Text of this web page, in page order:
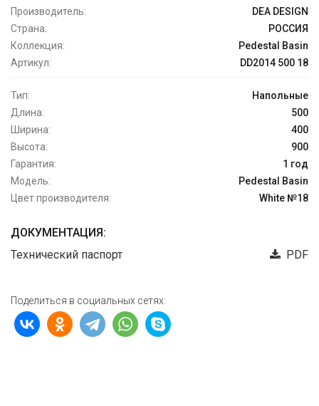
Производитель:
DEA DESIGN
Страна:
РОССИЯ
Коллекция:
Pedestal Basin
Артикул:
DD2014 500 18
Тип:
Напольные
Длина:
500
Ширина:
400
Высота:
900
Гарантия:
1 год
Модель:
Pedestal Basin
Цвет производителя:
White №18
ДОКУМЕНТАЦИЯ:
Технический паспорт
PDF
Поделиться в социальных сетях: